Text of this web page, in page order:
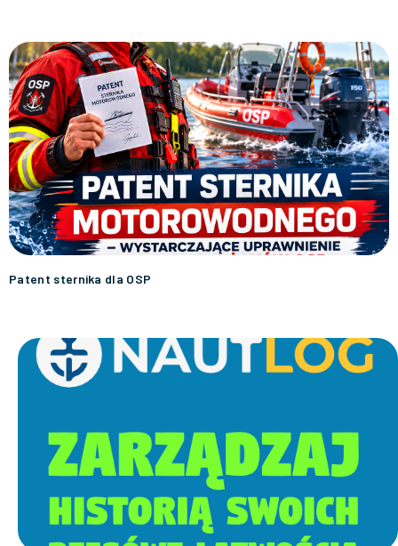
Patent sternika dla OSP